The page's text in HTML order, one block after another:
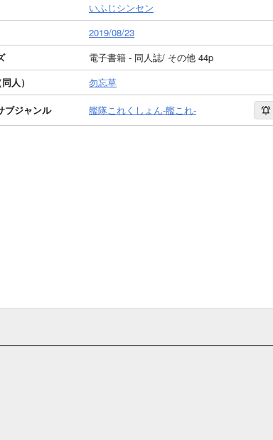
いふじシンセン
2019/08/23
電子書籍 - 同人誌/ その他 44p
人）
勿忘草
ブジャンル 艦隊これくしょん-艦これ-